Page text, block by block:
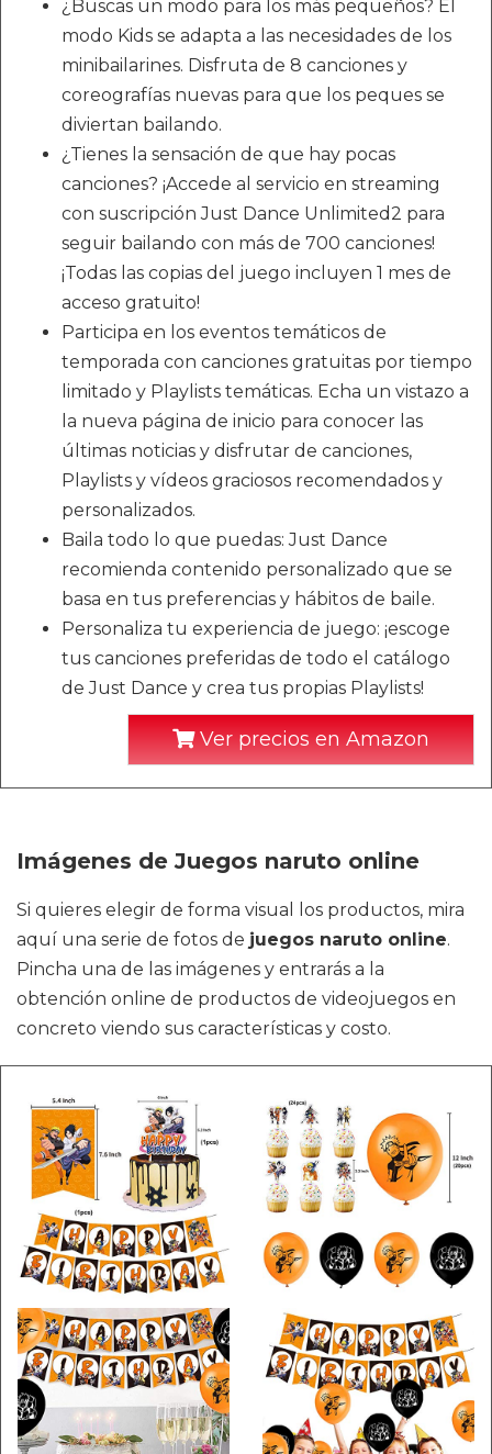
¿Buscas un modo para los más pequeños? El
modo Kids se adapta a las necesidades de los
minibailarines. Disfruta de 8 canciones y
coreografías nuevas para que los peques se
diviertan bailando.
¿Tienes la sensación de que hay pocas
canciones? ¡Accede al servicio en streaming
con suscripción Just Dance Unlimited2 para
seguir bailando con más de 700 canciones!
¡Todas las copias del juego incluyen 1 mes de
acceso gratuito!
Participa en los eventos temáticos de
temporada con canciones gratuitas por tiempo
limitado y Playlists temáticas. Echa un vistazo a
la nueva página de inicio para conocer las
últimas noticias y disfrutar de canciones,
Playlists y vídeos graciosos recomendados y
personalizados.
Baila todo lo que puedas: Just Dance
recomienda contenido personalizado que se
basa en tus preferencias y hábitos de baile.
Personaliza tu experiencia de juego: ¡escoge
tus canciones preferidas de todo el catálogo
de Just Dance y crea tus propias Playlists!
Ver precios en Amazon
Imágenes de Juegos naruto online
Si quieres elegir de forma visual los productos, mira
aquí una serie de fotos de juegos naruto online.
Pincha una de las imágenes y entrarás a la
obtención online de productos de videojuegos en
concreto viendo sus características y costo.